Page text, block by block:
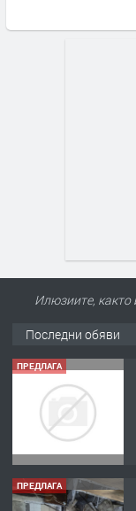
Илюзиите, както
Последни обяви
ПРЕДЛАГА
ПРЕДЛАГА